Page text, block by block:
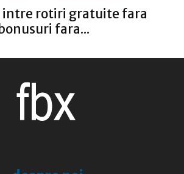
intre rotiri gratuite fara
fara...